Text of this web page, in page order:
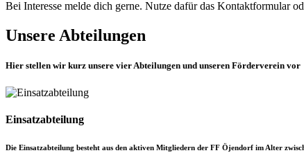
Bei Interesse melde dich gerne. Nutze dafür das Kontaktformular
Unsere Abteilungen
Hier stellen wir kurz unsere vier Abteilungen und unseren Förderverein vor
Einsatzabteilung
Die Einsatzabteilung besteht aus den aktiven Mitgliedern der FF Öjendorf im Alter